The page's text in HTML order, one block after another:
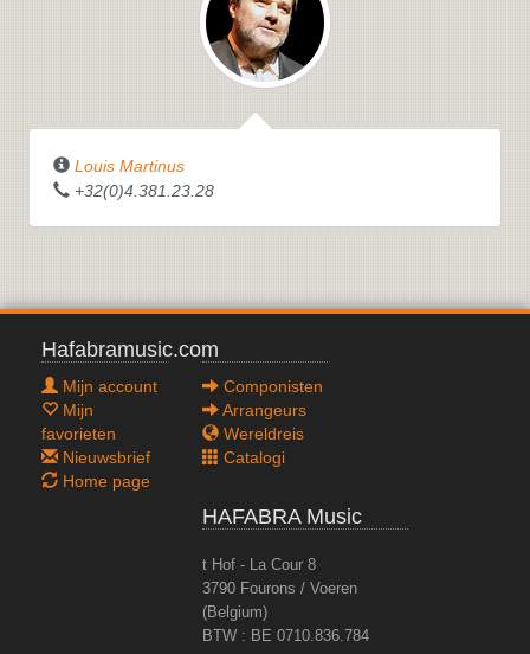
Louis Martinus
+32(0)4.381.23.28
Hafabramusic.com
Mijn account
Mijn
favorieten
Nieuwsbrief
Home page
Componisten
Arrangeurs
Wereldreis
Catalogi
HAFABRA Music
t Hof - La Cour 8
3790 Fourons / Voeren
(Belgium)
BTW : BE 0710.836.784